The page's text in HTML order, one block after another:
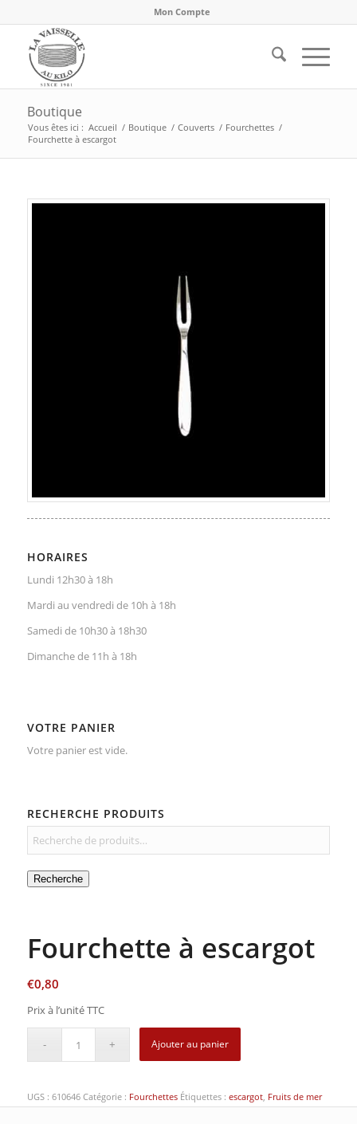
Mon Compte
Boutique
Vous êtes ici : Accueil / Boutique / Couverts / Fourchettes /
Fourchette à escargot
HORAIRES
Lundi 12h30 à 18h
Mardi au vendredi de 10h à 18h
Samedi de 10h30 à 18h30
Dimanche de 11h à 18h
VOTRE PANIER
Votre panier est vide.
RECHERCHE PRODUITS
Recherche
Fourchette à escargot
€0,80
Prix à l’unité TTC
Ajouter au panier
UGS : 610646 Catégorie : Fourchettes Étiquettes : escargot, Fruits de mer